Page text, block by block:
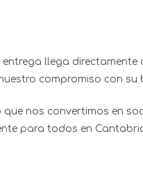
llega directamente
compromiso con su
nos convertimos en
para todos en